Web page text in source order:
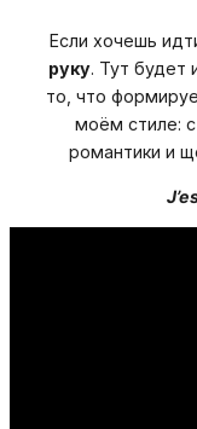
Если хочешь
руку. Тут будет
то, что
моём стиле:
романтики и